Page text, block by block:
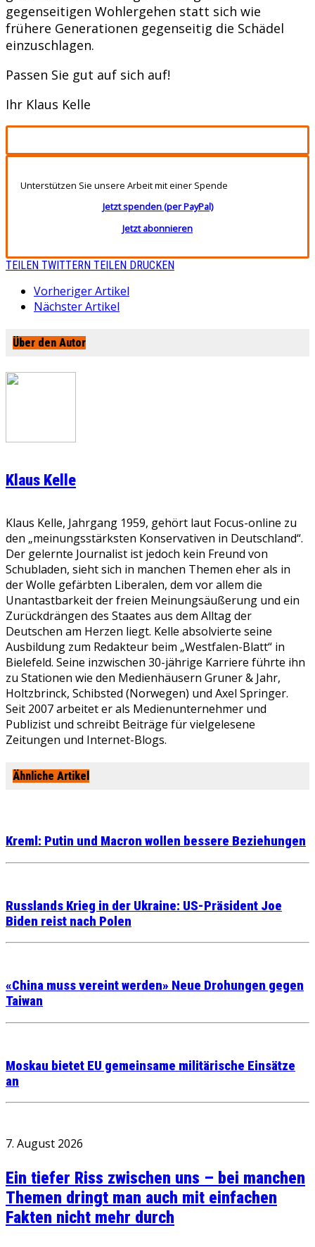
gegenseitigen Wohlergehen statt sich wie
frühere Generationen gegenseitig die Schädel
einzuschlagen.
Passen Sie gut auf sich auf!
Ihr Klaus Kelle
Unterstützen Sie unsere Arbeit mit einer Spende
Jetzt spenden (per PayPal)
Jetzt abonnieren
TEILEN TWITTERN TEILEN DRUCKEN
Vorheriger Artikel
Nächster Artikel
Über den Autor
Klaus Kelle
Klaus Kelle, Jahrgang 1959, gehört laut Focus-online zu
den „meinungsstärksten Konservativen in Deutschland“.
Der gelernte Journalist ist jedoch kein Freund von
Schubladen, sieht sich in manchen Themen eher als in
der Wolle gefärbten Liberalen, dem vor allem die
Unantastbarkeit der freien Meinungsäußerung und ein
Zurückdrängen des Staates aus dem Alltag der
Deutschen am Herzen liegt. Kelle absolvierte seine
Ausbildung zum Redakteur beim „Westfalen-Blatt“ in
Bielefeld. Seine inzwischen 30-jährige Karriere führte ihn
zu Stationen wie den Medienhäusern Gruner & Jahr,
Holtzbrinck, Schibsted (Norwegen) und Axel Springer.
Seit 2007 arbeitet er als Medienunternehmer und
Publizist und schreibt Beiträge für vielgelesene
Zeitungen und Internet-Blogs.
Ähnliche Artikel
Kreml: Putin und Macron wollen bessere Beziehungen
Russlands Krieg in der Ukraine: US-Präsident Joe
Biden reist nach Polen
«China muss vereint werden» Neue Drohungen gegen
Taiwan
Moskau bietet EU gemeinsame militärische Einsätze
an
7. August 2026
Ein tiefer Riss zwischen uns – bei manchen
Themen dringt man auch mit einfachen
Fakten nicht mehr durch